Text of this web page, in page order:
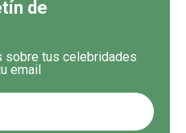
de
sobre tus celebridades
email